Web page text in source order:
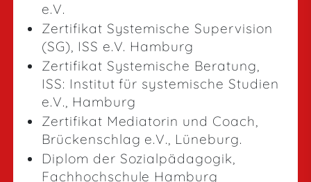
e.V.
Zertifikat Systemische Supervision
(SG), ISS e.V. Hamburg
Zertifikat Systemische Beratung,
ISS: Institut für systemische Studien
e.V., Hamburg
Zertifikat Mediatorin und Coach,
Brückenschlag e.V., Lüneburg.
Diplom der Sozialpädagogik,
Fachhochschule Hamburg